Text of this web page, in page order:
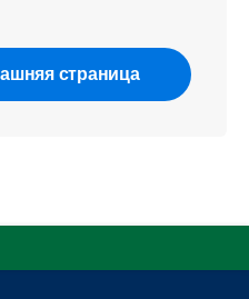
страница